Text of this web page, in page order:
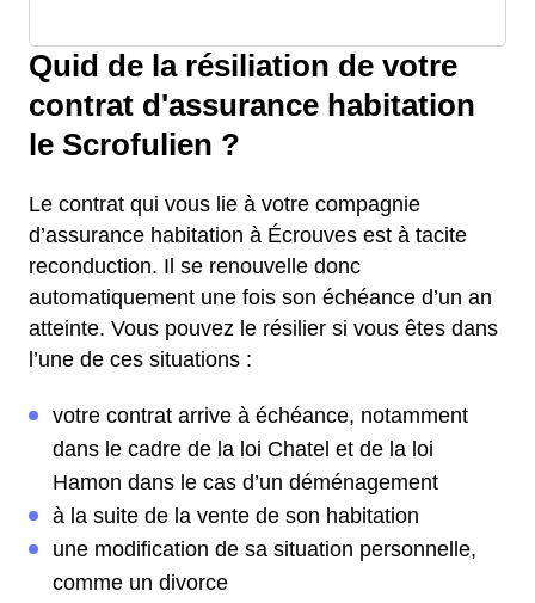
Quid de la résiliation de votre
contrat d'assurance habitation
le Scrofulien ?
Le contrat qui vous lie à votre compagnie
d’assurance habitation à Écrouves est à tacite
reconduction. Il se renouvelle donc
automatiquement une fois son échéance d’un an
atteinte. Vous pouvez le résilier si vous êtes dans
l’une de ces situations :
votre contrat arrive à échéance, notamment
dans le cadre de la loi Chatel et de la loi
Hamon dans le cas d’un déménagement
à la suite de la vente de son habitation
une modification de sa situation personnelle,
comme un divorce